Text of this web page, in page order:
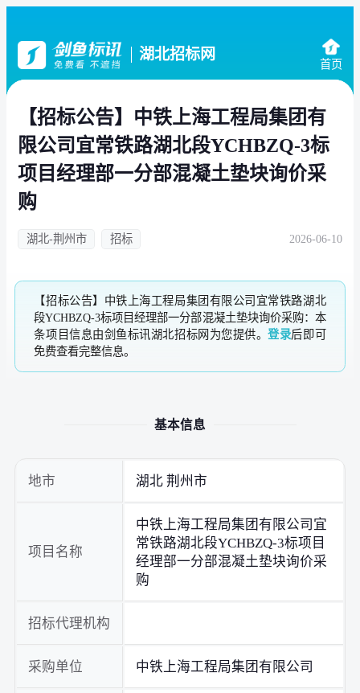
湖北招标网
首页
【招标公告】中铁上海工程局集团有
限公司宜常铁路湖北段YCHBZQ-3标
项目经理部一分部混凝土垫块询价采
购
湖北-荆州市 招标 2026-06-10
【招标公告】中铁上海工程局集团有限公司宜常铁路湖北
段YCHBZQ-3标项目经理部一分部混凝土垫块询价采购：本
条项目信息由剑鱼标讯湖北招标网为您提供。登录后即可
免费查看完整信息。
基本信息
地市 湖北 荆州市
项目名称
中铁上海工程局集团有限公司宜
常铁路湖北段YCHBZQ-3标项目
经理部一分部混凝土垫块询价采
购
招标代理机构
采购单位 中铁上海工程局集团有限公司